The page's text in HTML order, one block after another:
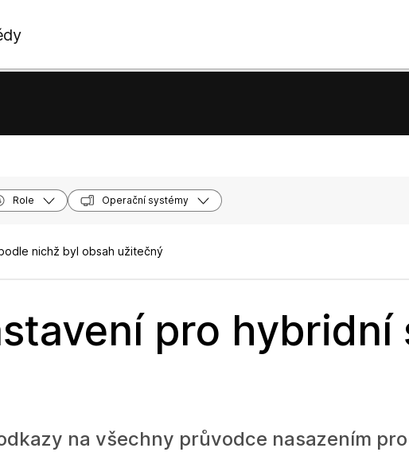
Role Operační systémy
nichž byl obsah užitečný
pro hybridní
na všechny průvodce nasazením